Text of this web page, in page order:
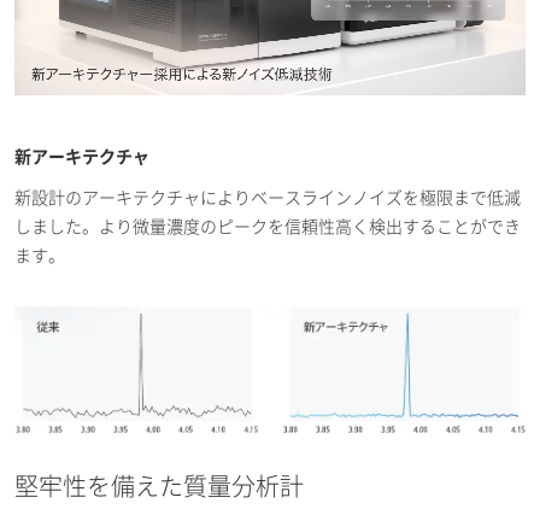
新アーキテクチャ
新設計のアーキテクチャによりベースラインノイズを極限まで低減
しました。より微量濃度のピークを信頼性高く検出することができ
ます。
堅牢性を備えた質量分析計